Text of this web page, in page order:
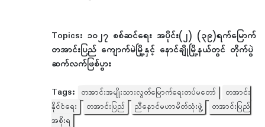
Topics:၁၀၂၇ စစ်ဆင်ရေး အပိုင်း(၂) (၃၉)ရက်မြောက်
တအာင်းပြည် ကျောက်မဲမြို့နှင့် နောင်ချိုမြို့နယ်တွင် တိုက်ပွဲ
ဆက်လက်ဖြစ်ပွား
Tags:
တအာင်းအမျိုးသားလွတ်မြောက်ရေးတပ်မတော်
တအာင်း
နိုင်ငံရေး
တအာင်းပြည် ညီနောင်မဟာမိတ်သုံးဖွဲ့
တအာင်းပြည်
အစိုးရ